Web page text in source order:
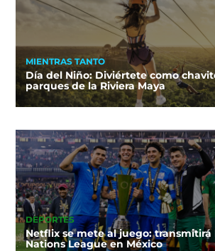
MIENTRAS TANTO
Día del Niño: Diviértete como
parques de la Riviera Maya
DEPORTES
Netflix se mete al juego: transmitirá
Nations League en México